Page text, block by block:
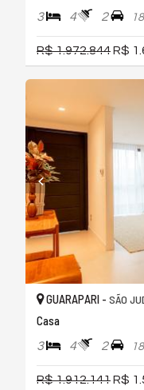
3 4 2
R$ 1.972.844R$
GUARAPARI - SÃO
Casa
3 4 2
R$ 1.912.141R$